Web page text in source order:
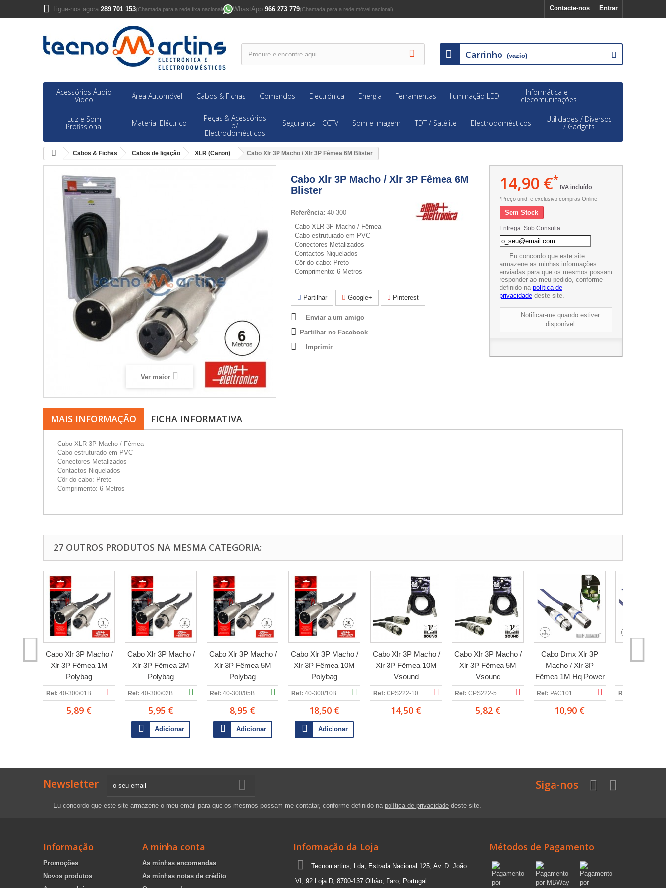
Entrar
Contacte-nos
Ligue-nos agora:289 701 153(Chamada para a rede fixa nacional) WhastApp:966 273 779(Chamada para a rede móvel nacional)
Carrinho (vazio)
Acessórios Áudio
Video Área Automóvel Cabos & Fichas Comandos Electrónica Energia Ferramentas Iluminação LED Informática e
Telecomunicações
Luz e Som
Profissional Material Eléctrico
Peças & Acessórios
p/
Electrodomésticos
Segurança - CCTV Som e Imagem TDT / Satélite Electrodomésticos Utilidades / Diversos
/ Gadgets
Cabos & Fichas Cabos de ligação XLR (Canon) Cabo Xlr 3P Macho / Xlr 3P Fêmea 6M Blister
Ver maior
Cabo Xlr 3P Macho / Xlr 3P Fêmea 6M
Blister
Referência: 40-300
- Cabo XLR 3P Macho / Fêmea
- Cabo estruturado em PVC
- Conectores Metalizados
- Contactos Niquelados
- Côr do cabo: Preto
- Comprimento: 6 Metros
Partilhar Google+ Pinterest
Enviar a um amigo
Partilhar no Facebook
Imprimir
14,90 €*
IVA incluído
*Preço unid. e exclusivo compras Online
Sem Stock
Entrega: Sob Consulta
Eu concordo que este site
armazene as minhas informações
enviadas para que os mesmos possam
responder ao meu pedido, conforme
definido na política de
privacidadedeste site.
Notificar-me quando estiver
disponível
MAIS INFORMAÇÃO FICHA INFORMATIVA
- Cabo XLR 3P Macho / Fêmea
- Cabo estruturado em PVC
- Conectores Metalizados
- Contactos Niquelados
- Côr do cabo: Preto
- Comprimento: 6 Metros
27 OUTROS PRODUTOS NA MESMA CATEGORIA:
Cabo Xlr 3P Macho /
Xlr 3P Fêmea 1M
Polybag
Ref: 40-300/01B
5,89 €
Cabo Xlr 3P Macho /
Xlr 3P Fêmea 2M
Polybag
Ref: 40-300/02B
5,95 €
Adicionar
Cabo Xlr 3P Macho /
Xlr 3P Fêmea 5M
Polybag
Ref: 40-300/05B
8,95 €
Adicionar
Cabo Xlr 3P Macho /
Xlr 3P Fêmea 10M
Polybag
Ref: 40-300/10B
18,50 €
Adicionar
Cabo Xlr 3P Macho /
Xlr 3P Fêmea 10M
Vsound
Ref: CPS222-10
14,50 €
Cabo Xlr 3P Macho /
Xlr 3P Fêmea 5M
Vsound
Ref: CPS222-5
5,82 €
Cabo Dmx Xlr 3P
Macho / Xlr 3P
Fêmea 1M Hq Power
Ref: PAC101
10,90 €
Ref:
Newsletter
Eu concordo que este site armazene o meu email para que os mesmos possam me contatar, conforme definido na política de privacidade deste site.
Siga-nos
Informação
Promoções
Novos produtos
A minha conta
As minhas encomendas
As minhas notas de crédito
Informação da Loja
Tecnomartins, Lda, Estrada Nacional 125, Av. D. João
VI, 92 Loja D, 8700-137 Olhão, Faro, Portugal
Métodos de Pagamento